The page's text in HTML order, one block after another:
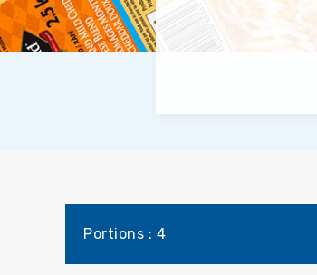
Portions : 4